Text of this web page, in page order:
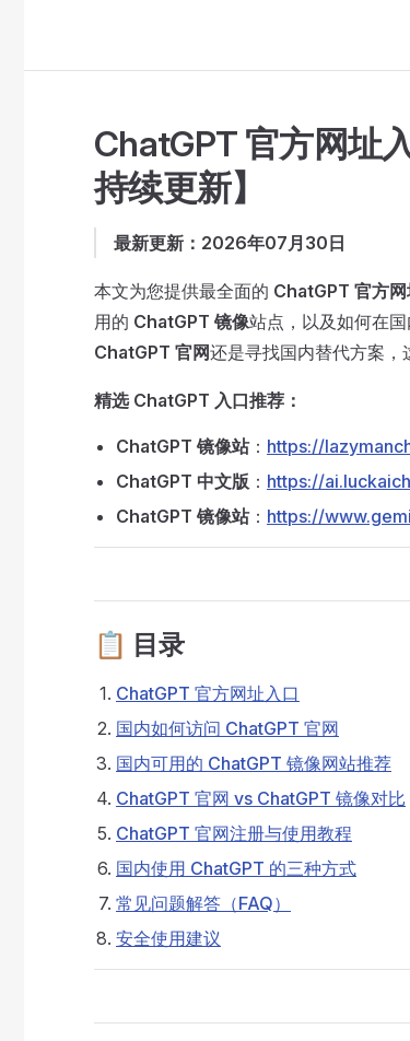
ChatGPT 官方网址
持续更新】
最新更新：2026年07月30日
本文为您提供最全面的 ChatGPT 官方网
用的 ChatGPT 镜像站点，以及如何在
ChatGPT 官网还是寻找国内替代方案，
精选 ChatGPT 入口推荐：
ChatGPT 镜像站： https://
ChatGPT 中文版 ： https://
ChatGPT 镜像站： https://
📋 目录
ChatGPT 官方网址入口
国内如何访问 ChatGPT 官网
国内可用的 ChatGPT 镜像网站推荐
ChatGPT 官网 vs ChatGPT 镜像对比
ChatGPT 官网注册与使用教程
国内使用 ChatGPT 的三种方式
常见问题解答（FAQ）
安全使用建议